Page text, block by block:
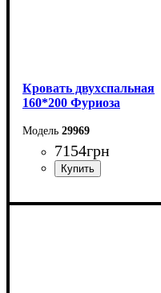
Кровать двухспальная
160*200 Фуриоза
29969
7154грн
Ширина: 164,2 см